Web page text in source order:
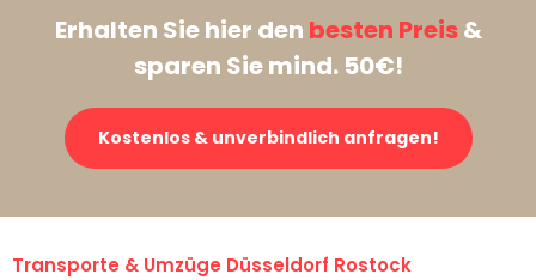
Erhalten Sie hier den besten Preis&
sparen Sie mind. 50€!
Kostenlos & unverbindlich anfragen!
Transporte & Umzüge Düsseldorf Rostock